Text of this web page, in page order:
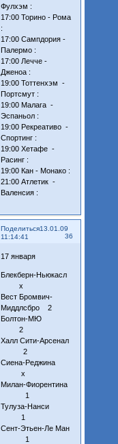
Фулхэм :
17:00 Торино - Рома
:
17:00 Сампдория -
Палермо :
17:00 Лечче -
Дженоа :
19:00 Тоттенхэм -
Портсмут :
19:00 Малага -
Эспаньол :
19:00 Рекреативо -
Спортинг :
19:00 Хетафе -
Расинг :
19:00 Кан - Монако :
21:00 Атлетик -
Валенсия :
Поделиться
36
13.01.09
11:14:41
17 января
Блекберн-Ньюкасл
х
Вест Бромвич-
Миддлсбро 2
Болтон-МЮ
2
Халл Сити-Арсенал
2
Сиена-Реджина
х
Милан-Фиорентина
1
Тулуза-Нанси
1
Сент-Этьен-Ле Ман
1